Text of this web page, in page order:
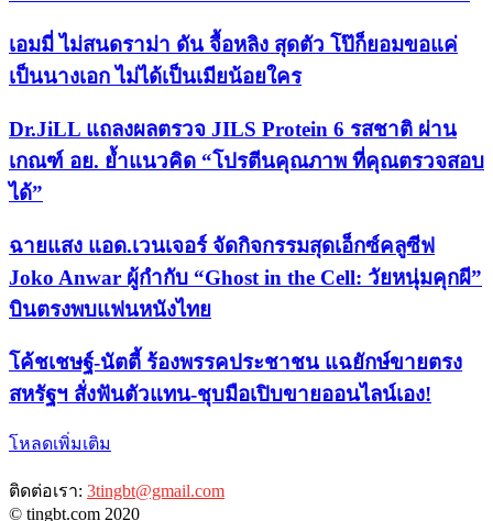
เอมมี่ ไม่สนดราม่า ดัน จื้อหลิง สุดตัว โป๊ก็ยอมขอแค่
เป็นนางเอก ไม่ได้เป็นเมียน้อยใคร
Dr.JiLL แถลงผลตรวจ JILS Protein 6 รสชาติ ผ่าน
เกณฑ์ อย. ย้ำแนวคิด “โปรตีนคุณภาพ ที่คุณตรวจสอบ
ได้”
ฉายแสง แอด.เวนเจอร์ จัดกิจกรรมสุดเอ็กซ์คลูซีฟ
Joko Anwar ผู้กำกับ “Ghost in the Cell: วัยหนุ่มคุกผี”
บินตรงพบแฟนหนังไทย
​โค้ชเชษฐ์-นัตตี้ ร้องพรรคประชาชน แฉยักษ์ขายตรง
สหรัฐฯ สั่งฟันตัวแทน-ชุบมือเปิบขายออนไลน์เอง!
โหลดเพิ่มเติม
ติดต่อเรา: 3tingbt@gmail.com
© tingbt.com 2020